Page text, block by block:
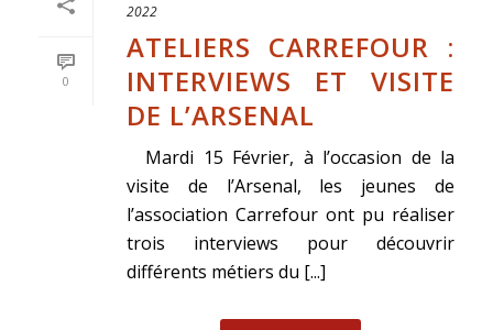
0
2022
ATELIERS CARREFOUR :
INTERVIEWS ET VISITE
DE L’ARSENAL
Mardi 15 Février, à l’occasion de la
visite de l’Arsenal, les jeunes de
l’association Carrefour ont pu réaliser
trois interviews pour découvrir
différents métiers du [...]